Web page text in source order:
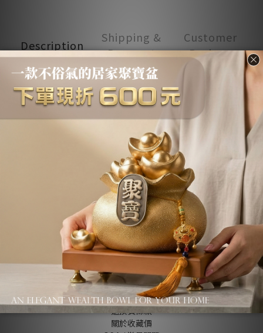
Description
Shipping &
Payment
Customer
Reviews
Description
About us
品牌故事
退換貨條款
關於收藏價